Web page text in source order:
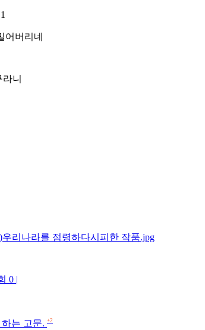
어버리네
니
리나라를 점령하다시피한 작품.jpg
0 |
는 고문. +2